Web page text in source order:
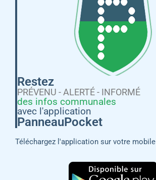
Restez
PRÉVENU - ALERTÉ - INFORMÉ
des infos communales
avec l'application
PanneauPocket
Téléchargez l'application sur votre mobile